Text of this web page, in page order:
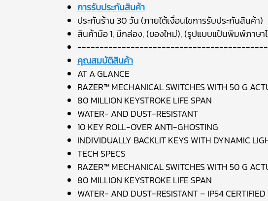
การรับประกันสินค้า
ประกันร้าน 30 วัน (ภายใต้เงื่อนไขการรับประกันสินค้า)
สินค้ามือ 1, มีกล่อง, (ของใหม่), (รูปแบบแป้นพิมพ์ภาษ
คุณสมบัติสินค้า
AT A GLANCE
RAZER™ MECHANICAL SWITCHES WITH 50 G
80 MILLION KEYSTROKE LIFE SPAN
WATER- AND DUST-RESISTANT
10 KEY ROLL-OVER ANTI-GHOSTING
INDIVIDUALLY BACKLIT KEYS WITH DYNAMIC
TECH SPECS
RAZER™ MECHANICAL SWITCHES WITH 50 G
80 MILLION KEYSTROKE LIFE SPAN
WATER- AND DUST-RESISTANT – IP54 CERTIFIED